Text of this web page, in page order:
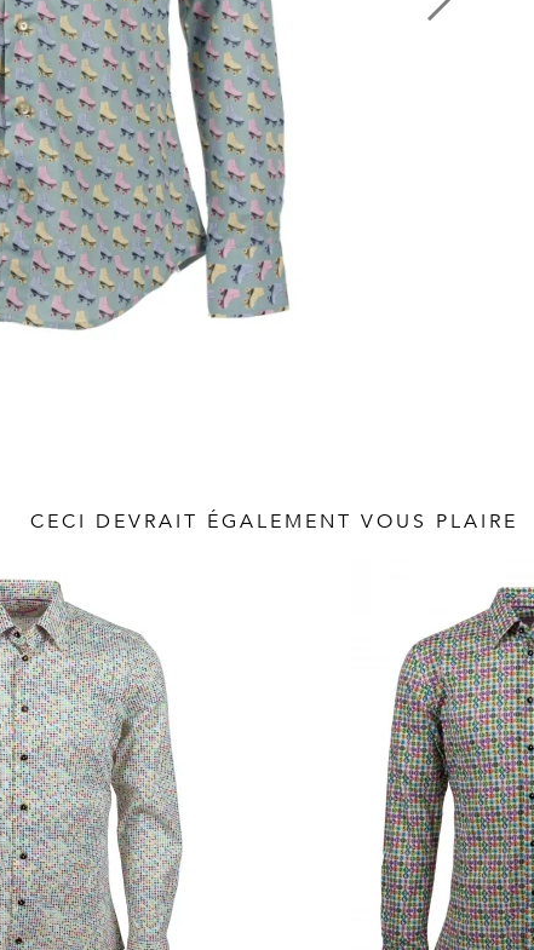
CECI DEVRAIT ÉGALEMENT VOUS PLAIRE